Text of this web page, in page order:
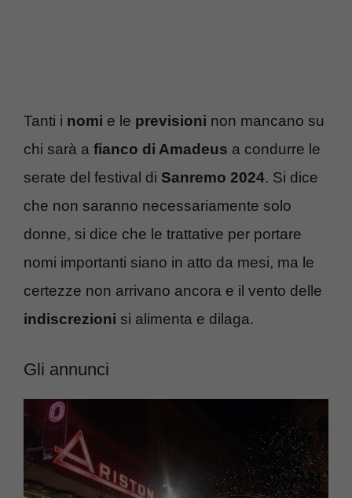
Tanti i nomi e le previsioni non mancano su
chi sarà a fianco di Amadeus a condurre le
serate del festival di Sanremo 2024. Si dice
che non saranno necessariamente solo
donne, si dice che le trattative per portare
nomi importanti siano in atto da mesi, ma le
certezze non arrivano ancora e il vento delle
indiscrezioni si alimenta e dilaga.
Gli annunci